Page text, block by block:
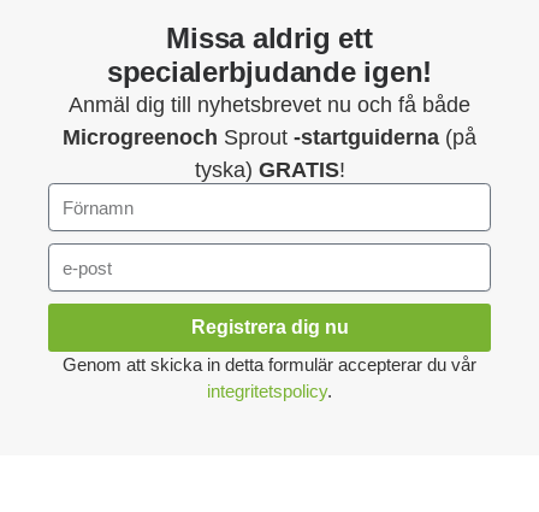
Missa aldrig ett
specialerbjudande igen!
Anmäl dig till nyhetsbrevet nu och få både
Microgreenoch Sprout -startguiderna (på
tyska) GRATIS!
Registrera dig nu
Genom att skicka in detta formulär accepterar du vår
integritetspolicy.